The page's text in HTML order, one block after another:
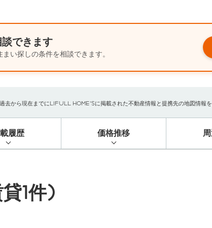
できます
い探しの条件を相談できます。
去から現在までにLIFULL HOME'Sに掲載された不動産情報と提携先の地図情
履歴 価格推移
1件)